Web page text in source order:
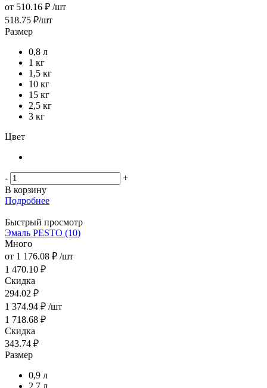
от 510.16 ₽ /шт
518.75 ₽/шт
Размер
0,8 л
1 кг
1,5 кг
10 кг
15 кг
2,5 кг
3 кг
Цвет
-
+
В корзину
Подробнее
Быстрый просмотр
Эмаль PESTO (10)
Много
от 1 176.08 ₽ /шт
1 470.10 ₽
Скидка
294.02 ₽
1 374.94 ₽ /шт
1 718.68 ₽
Скидка
343.74 ₽
Размер
0,9 л
2,7 л